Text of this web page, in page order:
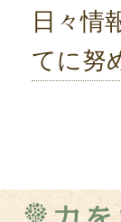
日々情
てに努